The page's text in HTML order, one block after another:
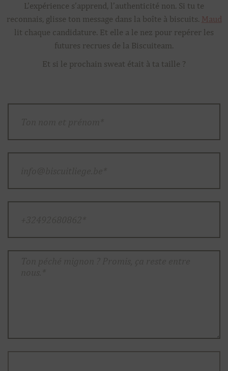
L’expérience s’apprend, l’authenticité non. Si tu te
reconnais, glisse ton message dans la boîte à biscuits. Maud
lit chaque candidature. Et elle a le nez pour repérer les
futures recrues de la Biscuiteam.
Et si le prochain sweat était à ta taille ?